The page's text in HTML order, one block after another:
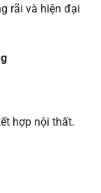
rãi và hiện đại
hợp nội thất.